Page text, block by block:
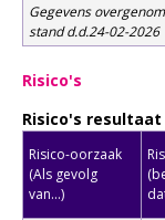
Gegevens
stand d.d.24-02-2026
Risico's
Risico's resultaat
Risico-oorzaak
(Als gevolg
van...)